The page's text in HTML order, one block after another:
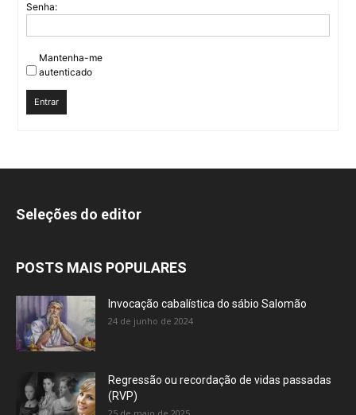
Senha:
Mantenha-me
autenticado
Entrar
Seleções do editor
POSTS MAIS POPULARES
Invocação cabalística do sábio Salomão
24 de junho de 2024
Regressão ou recordação de vidas passadas
(RVP)